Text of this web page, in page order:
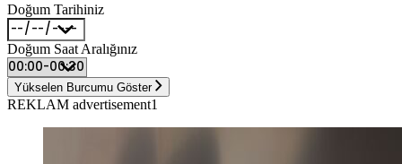
Doğum Tarihiniz
Doğum Saat Aralığınız
Yükselen Burcumu Göster
REKLAM advertisement1